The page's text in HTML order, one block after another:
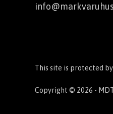
This site is protected
Copyright © 2026 -